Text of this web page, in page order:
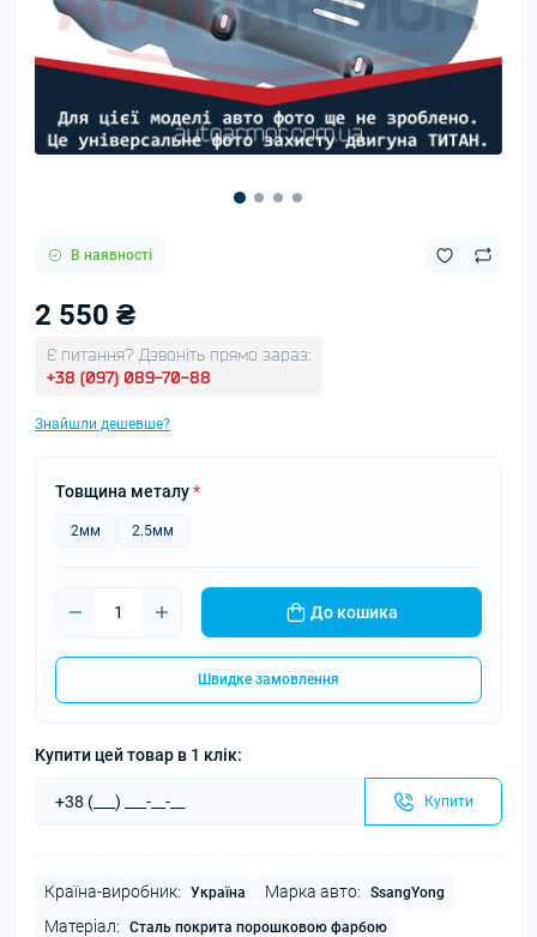
В наявності
2 550 ₴
Є питання? Дзвоніть прямо зараз:
+38 (097) 089-70-88
Знайшли дешевше?
Товщина металу*
2мм 2.5мм
До кошика
Швидке замовлення
Купити цей товар в 1 клік:
Купити
Країна-виробник: Україна Марка авто: SsangYong
Матеріал: Сталь покрита порошковою фарбою